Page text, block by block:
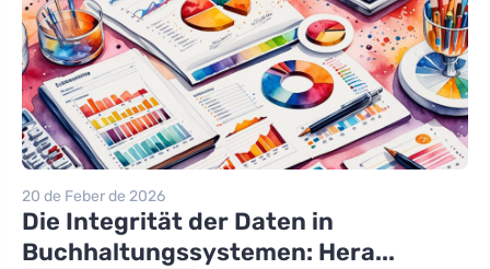
20 de Feber de 2026
Die Integrität der Daten in
Buchhaltungssystemen: Hera...